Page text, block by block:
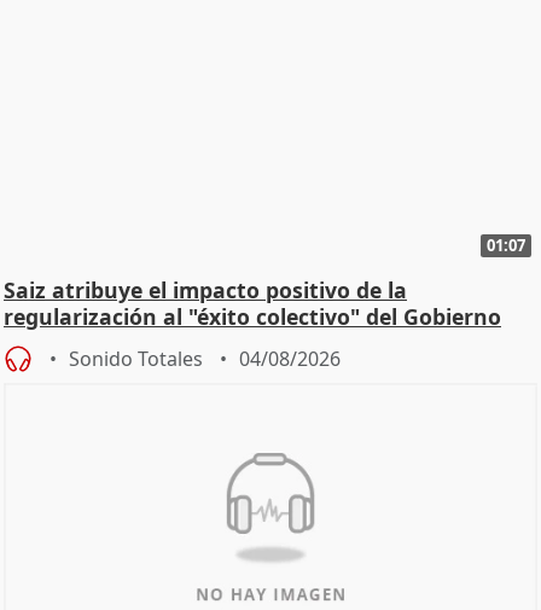
01:07
Saiz atribuye el impacto positivo de la
regularización al "éxito colectivo" del Gobierno
Sonido Totales 04/08/2026